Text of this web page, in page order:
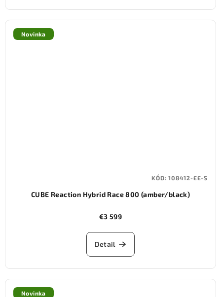
Novinka
CUBE Reaction Hybrid Race 800 (amber/black)
€3 599
Detail
KÓD:108412-EE-S
Novinka